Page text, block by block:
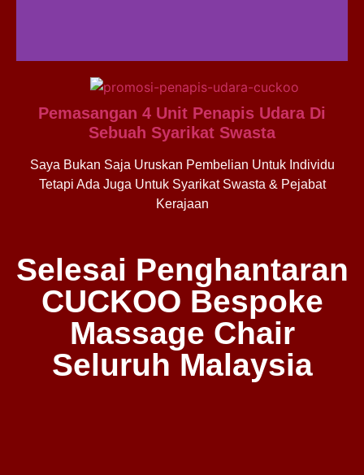
Pemasangan 4 Unit Penapis Udara Di
Sebuah Syarikat Swasta
Saya Bukan Saja Uruskan Pembelian Untuk Individu
Tetapi Ada Juga Untuk Syarikat Swasta & Pejabat
Kerajaan
Selesai Penghantaran
CUCKOO Bespoke
Massage Chair
Seluruh Malaysia